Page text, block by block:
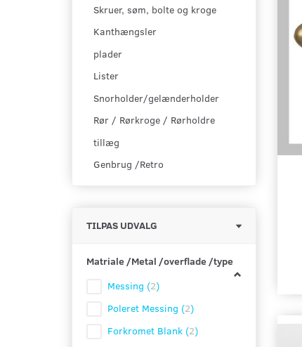
Skruer, søm, bolte og kroge
Kanthængsler
plader
Lister
Snorholder/gelænderholder
Rør / Rørkroge / Rørholdre
tillæg
Genbrug /Retro
TILPAS UDVALG
Matriale /Metal /overflade /type
Messing (2)
Poleret Messing (2)
Forkromet Blank (2)